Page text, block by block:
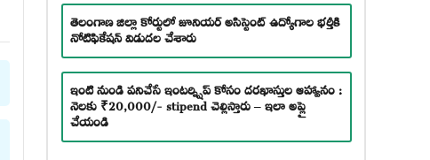
తెలంగాణ జిల్లా కోర్టులో జూనియర్ అసిస్టెంట్ ఉద్యోగాల భర్తీకి
నోటిఫికేషన్ విడుదల చేశారు
ఇంటి నుండి పనిచేసే ఇంటర్న్షిప్ కోసం దరఖాస్తుల ఆహ్వానం :
నెలకు ₹20,000/- stipend చెల్లిస్తారు – ఇలా అప్లై
చేయండి